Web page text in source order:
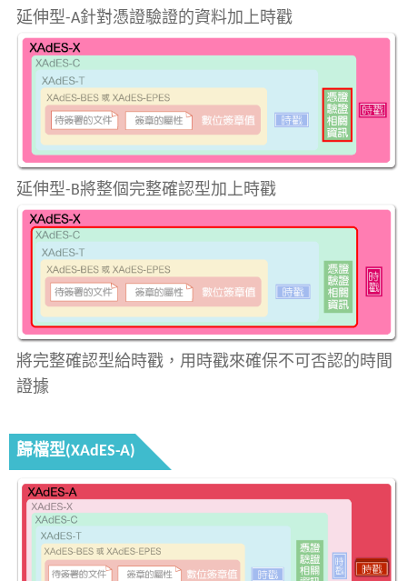
延伸型-A針對憑證驗證的資料加上時戳
延伸型-B將整個完整確認型加上時戳
將完整確認型給時戳，用時戳來確保不可否認的時間
證據
歸檔型(XAdES-A)